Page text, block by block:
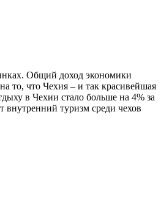
Общий доход экономики
то, что Чехия – и так красивейшая
в Чехии стало больше на 4% за
внутренний туризм среди чехов